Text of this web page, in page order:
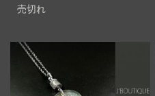
売切れ